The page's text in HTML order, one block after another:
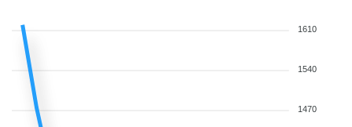
1610
1540
1470